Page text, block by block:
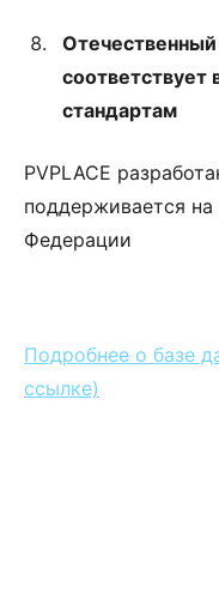
стандартам
PVPLACE
поддерживается
Федерации
Подробнее о базе
ссылке)